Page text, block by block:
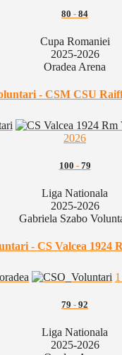
80 - 84
Cupa Romaniei
2025-2026
Oradea Arena
- CSM CSU
2026
100 - 79
Liga Nationala
2025-2026
Gabriela Szabo
- CS Valcea 1924
79 - 92
Liga Nationala
2025-2026